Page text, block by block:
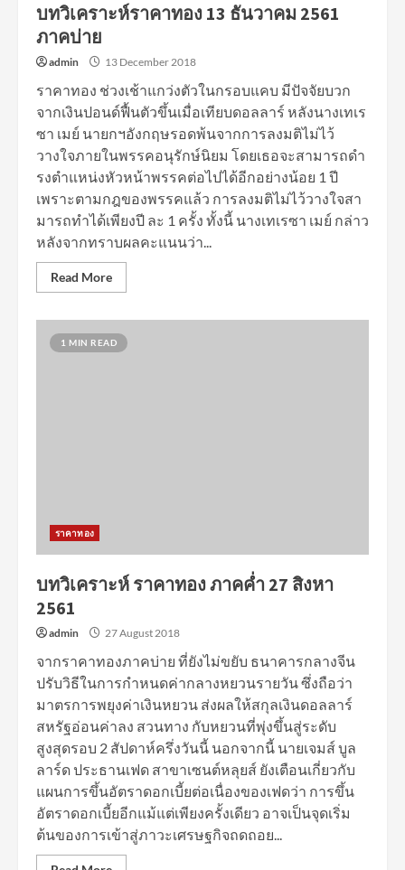
บทวิเคราะห์ราคาทอง 13 ธันวาคม 2561
ภาคบ่าย
admin 13 December 2018
ราคาทอง ช่วงเช้าแกว่งตัวในกรอบแคบ มีปัจจัยบวก
จากเงินปอนด์ฟื้นตัวขึ้นเมื่อเทียบดอลลาร์ หลังนางเทเร
ซา เมย์ นายกฯอังกฤษรอดพ้นจากการลงมติไม่ไว้
วางใจภายในพรรคอนุรักษ์นิยม โดยเธอจะสามารถดํา
รงตําแหน่งหัวหน้าพรรคต่อไปได้อีกอย่างน้อย 1 ปี
เพราะตามกฎของพรรคแล้ว การลงมติไม่ไว้วางใจสา
มารถทําได้เพียงปี ละ 1 ครั้ง ทั้งนี้ นางเทเรซา เมย์ กล่าว
หลังจากทราบผลคะแนนว่า...
Read More
1 MIN READ
ราคาทอง
บทวิเคราะห์ ราคาทอง ภาคค่ำ 27 สิงหา
2561
admin 27 August 2018
จากราคาทองภาคบ่าย ที่ยังไม่ขยับ ธนาคารกลางจีน
ปรับวิธีในการกําหนดค่ากลางหยวนรายวัน ซึ่งถือว่า
มาตรการพยุงค่าเงินหยวน ส่งผลให้สกุลเงินดอลลาร์
สหรัฐอ่อนค่าลง สวนทาง กับหยวนที่พุ่งขึ้นสู่ระดับ
สูงสุดรอบ 2 สัปดาห์ครึ่งวันนี้ นอกจากนี้ นายเจมส์ บูล
ลาร์ด ประธานเฟด สาขาเซนต์หลุยส์ ยังเตือนเกี่ยวกับ
แผนการขึ้นอัตราดอกเบี้ยต่อเนื่องของเฟดว่า การขึ้น
อัตราดอกเบี้ยอีกแม้แต่เพียงครั้งเดียว อาจเป็นจุดเริ่ม
ต้นของการเข้าสู่ภาวะเศรษฐกิจถดถอย...